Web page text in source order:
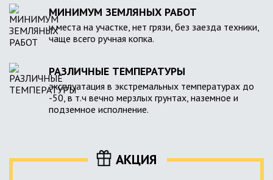
МИНИМУМ ЗЕМЛЯНЫХ РАБОТ
и места на участке, нет грязи, без заезда техники,
чаще всего ручная копка.
РАЗЛИЧНЫЕ ТЕМПЕРАТУРЫ
эксплуатация в экстремальных температурах до
-50, в т.ч вечно мерзлых грунтах, наземное и
подземное исполнение.
АКЦИЯ